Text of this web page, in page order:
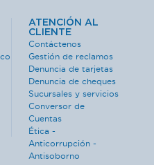
ATENCIÓN AL
CLIENTE
Contáctenos
Gestión de reclamos
Denuncia de tarjetas
Denuncia de cheques
Sucursales y servicios
Conversor de
Cuentas
Ética -
Anticorrupción -
Antisoborno